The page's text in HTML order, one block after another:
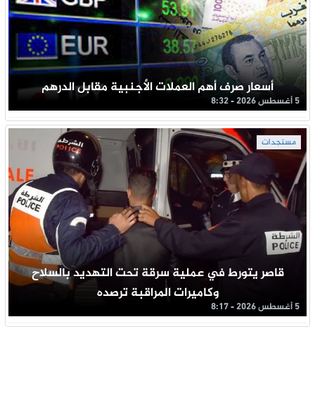
أسعار صرف أهم العملات الأجنبية مقابل الدرهم
5 أغسطس 2026 - 8:32
مستجدات
قاصر يتورط في عملية سرقة تحت التهديد بالسلاح
وكاميرات المراقبة ترصده
5 أغسطس 2026 - 8:17